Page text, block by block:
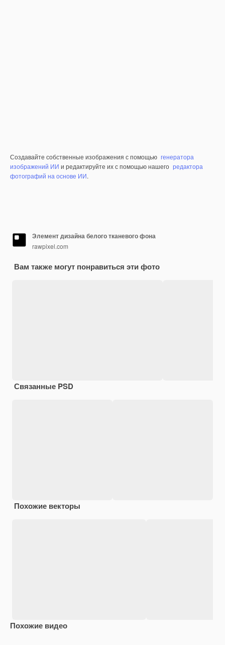
Создавайте собственные изображения с помощью генератора
изображений ИИ и редактируйте их с помощью нашего редактора
фотографий на основе ИИ.
Элемент дизайна белого тканевого фона
rawpixel.com
Вам также могут понравиться эти фото
Связанные PSD
Похожие векторы
Похожие видео